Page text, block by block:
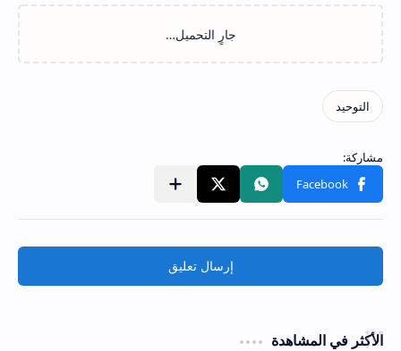
إرسال تعليق
الأكثر في المشاهدة